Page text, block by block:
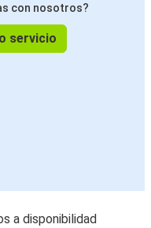
con nosotros?
servicio
a disponibilidad